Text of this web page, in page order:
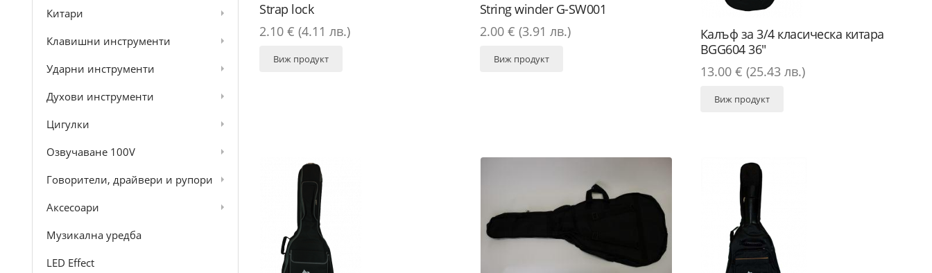
Китари
Клавишни инструменти
Ударни инструменти
Духови инструменти
Цигулки
Озвучаване 100V
Говорители, драйвери и рупори
Аксесоари
Музикална уредба
LED Effect
Strap lock
2.10 € (4.11 лв.)
Виж продукт
String winder G-SW001
2.00 € (3.91 лв.)
Виж продукт
Калъф за 3/4 класическа китара
BGG604 36"
13.00 € (25.43 лв.)
Виж продукт